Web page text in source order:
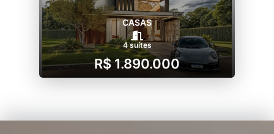
CASAS
4 suítes
R$ 1.890.000